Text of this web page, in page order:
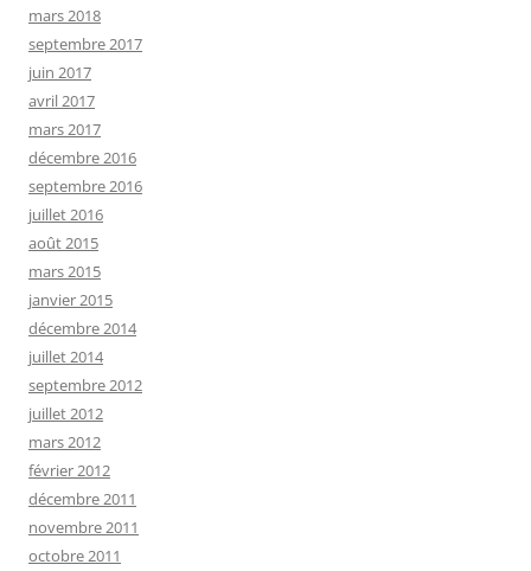
mars 2018
septembre 2017
juin 2017
avril 2017
mars 2017
décembre 2016
septembre 2016
juillet 2016
août 2015
mars 2015
janvier 2015
décembre 2014
juillet 2014
septembre 2012
juillet 2012
mars 2012
février 2012
décembre 2011
novembre 2011
octobre 2011